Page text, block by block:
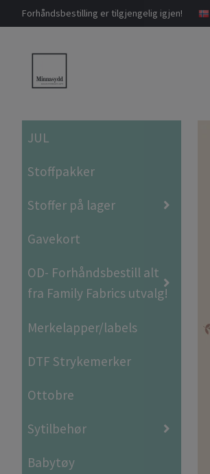
Forhåndsbestilling er tilgjengelig igjen!
JUL
Stoffpakker
Stoffer på lager
Gavekort
OD- Forhåndsbestill alt
fra Family Fabrics utvalg!
Merkelapper/labels
DTF Strykemerker
Ottobre
Sytilbehør
Babytøy